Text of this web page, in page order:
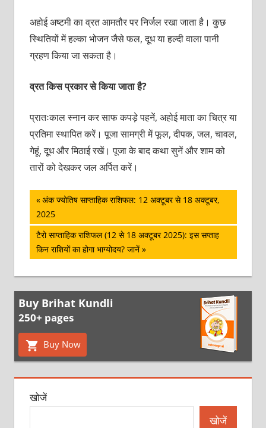
अहोई अष्टमी का व्रत आमतौर पर निर्जल रखा जाता है। कुछ
स्थितियों में हल्का भोजन जैसे फल, दूध या हल्दी वाला पानी
ग्रहण किया जा सकता है।
व्रत किस प्रकार से किया जाता है?
प्रातःकाल स्नान कर साफ कपड़े पहनें, अहोई माता का चित्र या
प्रतिमा स्थापित करें। पूजा सामग्री में फूल, दीपक, जल, चावल,
गेहूं, दूध और मिठाई रखें। पूजा के बाद कथा सुनें और शाम को
तारों को देखकर जल अर्पित करें।
पोस्ट
नेविगेशन
Previous
Post:
अंक ज्योतिष साप्ताहिक राशिफल: 12 अक्‍टूबर से 18 अक्‍टूबर,
2025
Next
Post:
टैरो साप्ताहिक राशिफल (12 से 18 अक्टूबर 2025): इस सप्ताह
किन राशियों का होगा भाग्योदय? जानें
Buy Brihat Kundli
250+ pages
Buy Now
खोजें
खोजें